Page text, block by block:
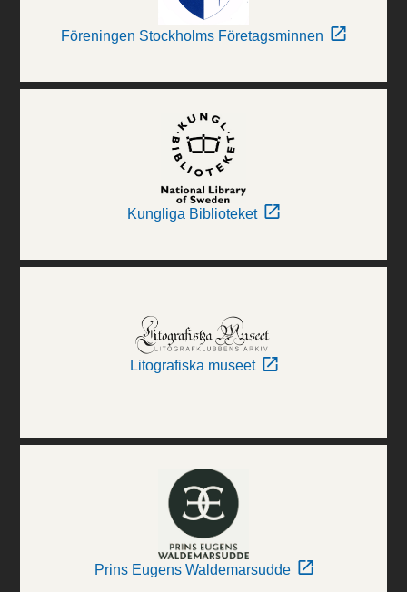
Föreningen Stockholms Företagsminnen
Kungliga Biblioteket
Litografiska museet
Prins Eugens Waldemarsudde